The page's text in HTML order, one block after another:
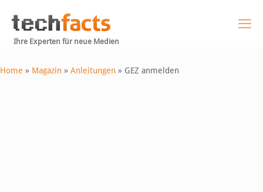
Ihre Experten für neue Medien
Home » Magazin » Anleitungen » GEZ anmelden